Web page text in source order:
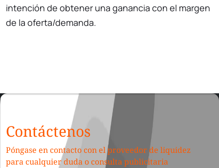
intención de obtener una ganancia con el margen
de la oferta/demanda.
Contáctenos
Póngase en contacto con el proveedor de liquidez
para cualquier duda o consulta publicitaria